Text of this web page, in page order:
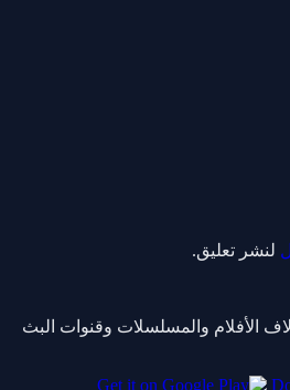
لنشر تعليق.
الأفلام والمسلسلات وقنوات البث